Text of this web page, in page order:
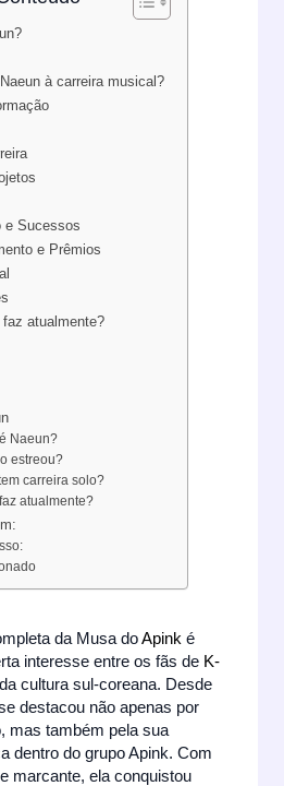
à carreira musical?
e Sucessos
e Prêmios
faz atualmente?
Naeun?
estreou?
carreira solo?
atualmente?
da Musa doApink é
interesse entre os fãs de K-
cultura sul-coreana. Desde
destacou não apenas por
mas também pela sua
dentro do grupo Apink. Com
marcante, ela conquistou